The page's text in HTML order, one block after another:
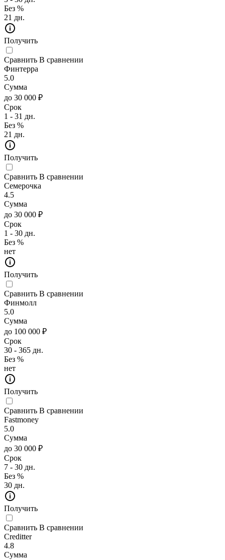
Без %
21 дн.
Получить
Сравнить В сравнении
Финтерра
5.0
Сумма
до 30 000 ₽
Срок
1 - 31 дн.
Без %
21 дн.
Получить
Сравнить В сравнении
Семерочка
4.5
Сумма
до 30 000 ₽
Срок
1 - 30 дн.
Без %
нет
Получить
Сравнить В сравнении
Финмолл
5.0
Сумма
до 100 000 ₽
Срок
30 - 365 дн.
Без %
нет
Получить
Сравнить В сравнении
Fastmoney
5.0
Сумма
до 30 000 ₽
Срок
7 - 30 дн.
Без %
30 дн.
Получить
Сравнить В сравнении
Creditter
4.8
Сумма